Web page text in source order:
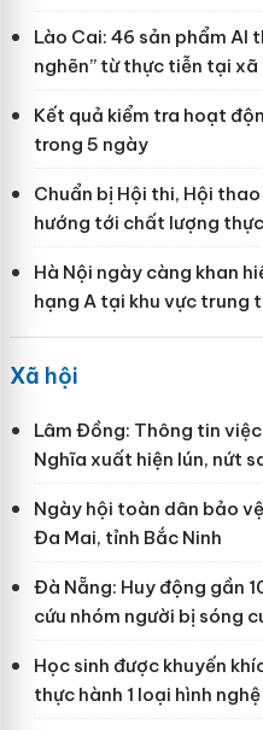
Lào Cai: 46 sản phẩm AI
nghẽn” từ thực tiễn tại xã
Kết quả kiểm tra hoạt
trong 5 ngày
Chuẩn bị Hội thi, Hội
hướng tới chất lượng
Hà Nội ngày càng khan
hạng A tại khu vực trung
Xã hội
Lâm Đồng: Thông tin
Nghĩa xuất hiện lún, nứt
Ngày hội toàn dân bảo
Đa Mai, tỉnh Bắc Ninh
Đà Nẵng: Huy động gần
cứu nhóm người bị sóng
Học sinh được khuyến
thực hành 1 loại hình